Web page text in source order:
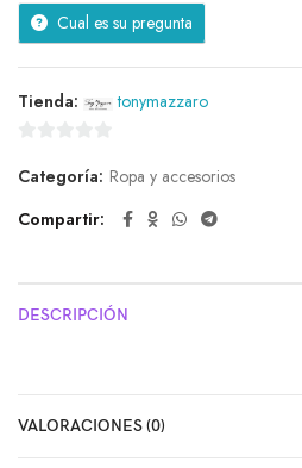
Cual es su pregunta
Tienda: tonymazzaro
de
Categoría: Ropa y accesorios
Compartir
DESCRIPCIÓN
VALORACIONES (0)